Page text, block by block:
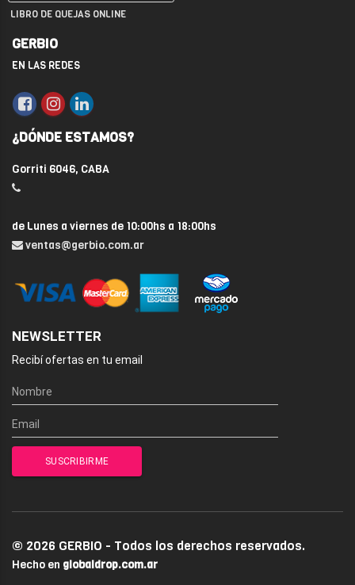
LIBRO DE QUEJAS ONLINE
GERBIO
EN LAS REDES
¿DÓNDE ESTAMOS?
Gorriti 6046, CABA
de Lunes a viernes de 10:00hs a 18:00hs
ventas@gerbio.com.ar
NEWSLETTER
Recibí ofertas en tu email
© 2026 GERBIO - Todos los derechos reservados.
Hecho en globaldrop.com.ar